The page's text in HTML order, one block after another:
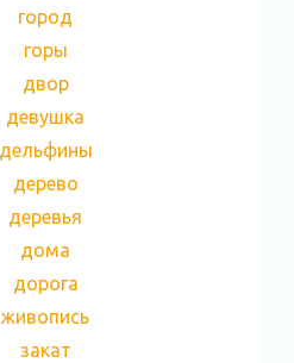
город
горы
двор
девушка
дельфины
дерево
деревья
дома
дорога
живопись
закат